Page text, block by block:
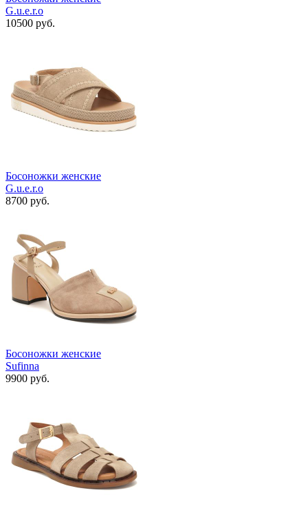
G.u.e.r.o
10500 руб.
Босоножки женские
G.u.e.r.o
8700 руб.
Босоножки женские
Sufinna
9900 руб.